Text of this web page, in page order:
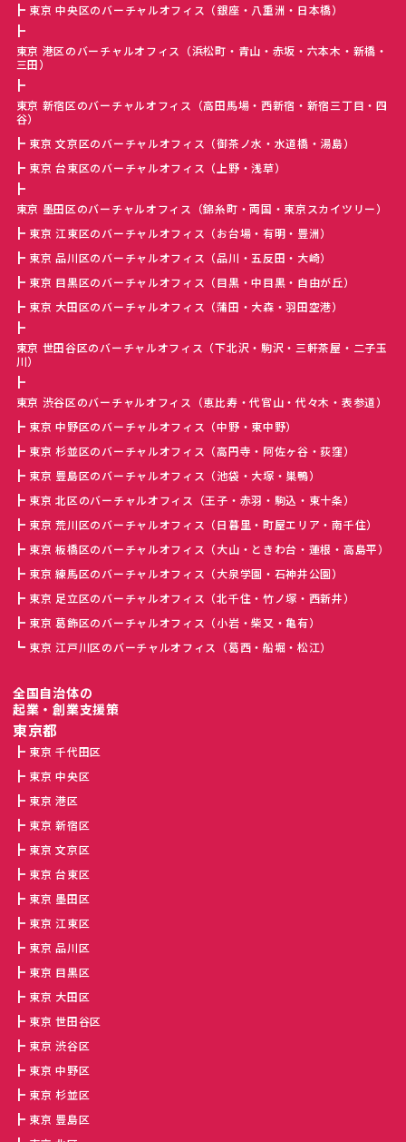
東京 中央区のバーチャルオフィス（銀座・八重洲・日本橋）
東京 港区のバーチャルオフィス（浜松町・青山・赤坂・六本木・新橋・
三田）
東京 新宿区のバーチャルオフィス（高田馬場・西新宿・新宿三丁目・四
谷）
東京 文京区のバーチャルオフィス（御茶ノ水・水道橋・湯島）
東京 台東区のバーチャルオフィス（上野・浅草）
東京 墨田区のバーチャルオフィス（錦糸町・両国・東京スカイツリー）
東京 江東区のバーチャルオフィス（お台場・有明・豊洲）
東京 品川区のバーチャルオフィス（品川・五反田・大崎）
東京 目黒区のバーチャルオフィス（目黒・中目黒・自由が丘）
東京 大田区のバーチャルオフィス（蒲田・大森・羽田空港）
東京 世田谷区のバーチャルオフィス（下北沢・駒沢・三軒茶屋・二子玉
川）
東京 渋谷区のバーチャルオフィス（恵比寿・代官山・代々木・表参道）
東京 中野区のバーチャルオフィス（中野・東中野）
東京 杉並区のバーチャルオフィス（高円寺・阿佐ヶ谷・荻窪）
東京 豊島区のバーチャルオフィス（池袋・大塚・巣鴨）
東京 北区のバーチャルオフィス（王子・赤羽・駒込・東十条）
東京 荒川区のバーチャルオフィス（日暮里・町屋エリア・南千住）
東京 板橋区のバーチャルオフィス（大山・ときわ台・蓮根・高島平）
東京 練馬区のバーチャルオフィス（大泉学園・石神井公園）
東京 足立区のバーチャルオフィス（北千住・竹ノ塚・西新井）
東京 葛飾区のバーチャルオフィス（小岩・柴又・亀有）
東京 江戸川区のバーチャルオフィス（葛西・船堀・松江）
全国自治体の
起業・創業支援策
東京都
東京 千代田区
東京 中央区
東京 港区
東京 新宿区
東京 文京区
東京 台東区
東京 墨田区
東京 江東区
東京 品川区
東京 目黒区
東京 大田区
東京 世田谷区
東京 渋谷区
東京 中野区
東京 杉並区
東京 豊島区